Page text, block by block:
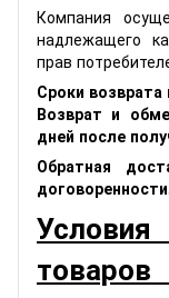
Компания
надлежащего
прав
Сроки возврата
Возврат и
дней после
Обратная